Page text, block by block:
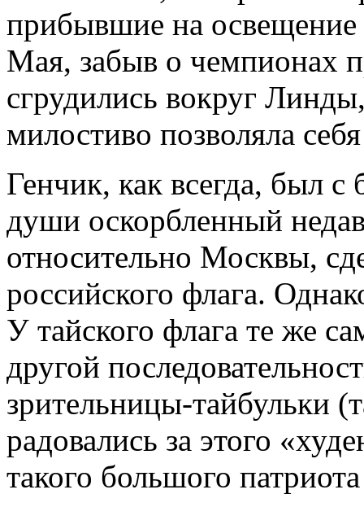
прибывшие на освещение
Мая, забыв о чемпионах
сгрудились вокруг
милостиво позволяла
Генчик, как всегда, был
души оскорбленный
относительно Москвы,
российского флага.
У тайского флага те же
другой
зрительницы-тайбульки
радовались за этого
такого большого